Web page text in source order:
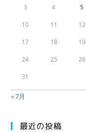
3 4 5
10 11 12
17 18 19
24 25 26
31
« 7月
最近の投稿